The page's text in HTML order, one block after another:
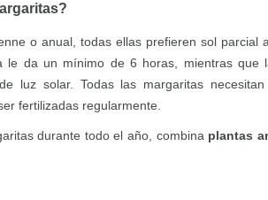
o anual, todas ellas prefieren sol parcial
le da un mínimo de 6 horas, mientras que
luz solar. Todas las margaritas
fertilizadas regularmente.
durante todo el año, combina plantas